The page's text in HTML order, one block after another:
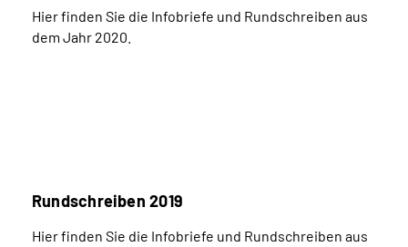
Hier finden Sie die Infobriefe und Rundschreiben aus
dem Jahr 2020.
Rundschreiben 2019
Hier finden Sie die Infobriefe und Rundschreiben aus